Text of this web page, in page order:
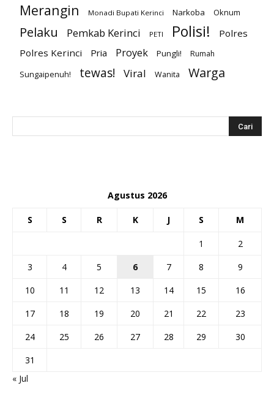
Merangin Monadi Bupati Kerinci Narkoba Oknum
Pelaku Pemkab Kerinci PETI Polisi!
Polres
Polres Kerinci
Pria Proyek Pungli! Rumah
Sungaipenuh! tewas! Viral Wanita Warga
Agustus 2026
S S R K J S M
1
2
3
4 5 6 7 8
9
10
11 12 13 14 15
16
17
18 19 20 21 22
23
24
25 26 27 28 29
30
31
« Jul